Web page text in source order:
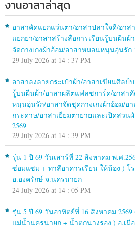
งานอาสาล่าสุด
อาสาคัดแยกแว่นตา/อาสาปลาใจดี/อา
แยกยา/อาสาสร้างสื่อการเรียนรู้บนผืน
จัดกางเกงผ้าอ้อม/อาสาหมอนหนุนอุ่นรัก
29 July 2026 at 14 : 37 PM
อาสาลงลายกระเป๋าผ้า/อาสาเขียนศิลป์
รู้บนผืนผ้า/อาสาผลิตแฟลชการ์ด/อาสา
หนุนอุ่นรัก/อาสาจัดชุดกางเกงผ้าอ้อม/อ
กระดาษ/อาสาเยี่ยมตายายและเปิดสวน
2569
29 July 2026 at 14 : 39 PM
รุ่น 1 ปี 69 วันเสาร์ที่ 22 สิงหาคม พ.ศ
ซ่อมแซม + ทาสีอาคารเรียน ให้น้อง ) โ
อ.องครักษ์ จ.นครนายก
24 July 2026 at 14 : 05 PM
รุ่น 5 ปี 69 วันอาทิตย์ที่ 16 สิงหาคม
แม่น้ำนครนายก + น้ำตกนางรอง ) อ.เมื